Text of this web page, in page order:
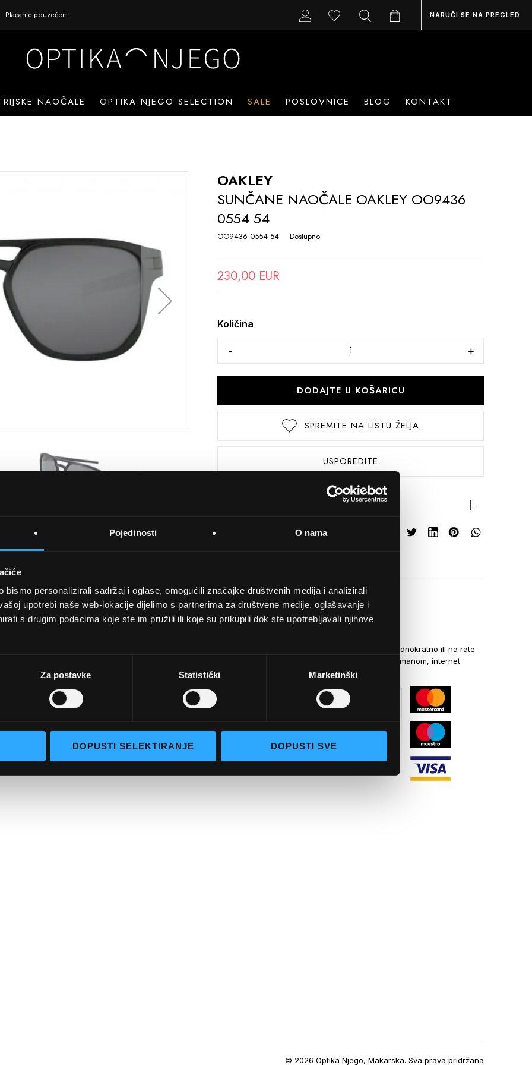
Pojedinosti O nama
bismo personalizirali sadržaj i oglase, omogućili značajke društvenih medija i analizirali
upotrebi naše web-lokacije dijelimo s partnerima za društvene medije, oglašavanje i
s drugim podacima koje ste im pružili ili koje su prikupili dok ste upotrebljavali njihove
Za postavke Statistički Marketinški
DOPUSTI SELEKTIRANJE DOPUSTI SVE
Plaćanje pouzećem NARUČI SE NA PREGLED
NAOČALE OPTIKA NJEGO SELECTION SALE POSLOVNICE BLOG KONTAKT
OAKLEY
SUNČANE NAOČALE OAKLEY OO9436
0554 54
OO9436 0554 54 Dostupno
230,00 EUR
Količina
DODAJTE U KOŠARICU
SPREMITE NA LISTU ŽELJA
USPOREDITE
Podijeli s prijateljima
UVJETI KUPNJE
Uvjeti korištenja
Pojmovi za pretraživanje
Napredno pretraživanje
Kontaktirajte nas
NAČINI PLAĆANJA
Kreditnim karticama jednokratno ili na rate
općom uplatnicom, virmanom, internet
bankarstvom
© 2026 Optika Njego, Makarska. Sva prava pridržana